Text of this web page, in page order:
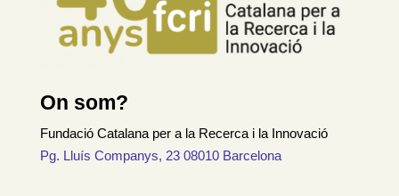
On som?
Fundació Catalana per a la Recerca i la Innovació
Pg. Lluís Companys, 23 08010 Barcelona